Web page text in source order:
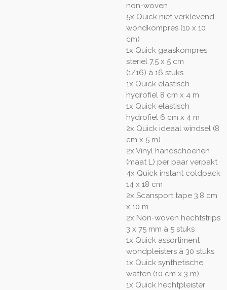
non-woven
5x Quick niet verklevend
wondkompres (10 x 10
cm)
1x Quick gaaskompres
steriel 7,5 x 5 cm
(1/16) à 16 stuks
1x Quick elastisch
hydrofiel 8 cm x 4 m
1x Quick elastisch
hydrofiel 6 cm x 4 m
2x Quick ideaal windsel (8
cm x 5 m)
2x Vinyl handschoenen
(maat L) per paar verpakt
4x Quick instant coldpack
14 x 18 cm
2x Scansport tape 3,8 cm
x 10 m
2x Non-woven hechtstrips
3 x 75 mm à 5 stuks
1x Quick assortiment
wondpleisters à 30 stuks
1x Quick synthetische
watten (10 cm x 3 m)
1x Quick hechtpleister